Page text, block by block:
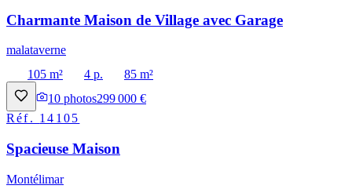
Charmante Maison de Village avec Garage
malataverne
105 m²
4 p.
85 m²
10 photos299 000 €
Réf. 14105
Spacieuse Maison
Montélimar